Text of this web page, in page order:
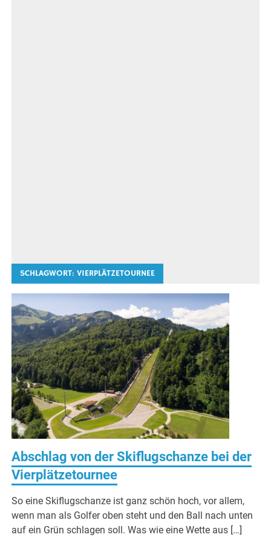
SCHLAGWORT:VIERPLÄTZETOURNEE
Abschlag von der Skiflugschanze bei der
Vierplätzetournee
So eine Skiflugschanze ist ganz schön hoch, vor allem,
wenn man als Golfer oben steht und den Ball nach unten
auf ein Grün schlagen soll. Was wie eine Wette aus […]